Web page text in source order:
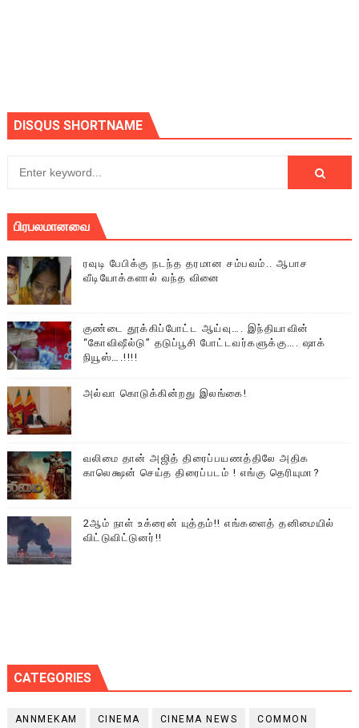
DISQUS SHORTNAME
பிரபலமானவை
ரவுடி பேபிக்கு நடந்த தரமான சம்பவம்.. ஆபாச
வீடியோக்களால் வந்த வினை
குண்டை தூக்கிப்போட்ட ஆய்வு…. இந்தியாவின்
“கோவிஷீல்டு” தடுப்பூசி போட்டவர்களுக்கு…. ஷாக்
நியூஸ்….!!!!
அல்வா கொடுக்கின்றது இலங்கை!
வலிமை தான் அஜித் திரைப்பயணத்திலே அதிக
காலெக்ஷன் செய்த திரைப்படம் ! எங்கு தெரியுமா?
2ஆம் நாள் உக்ரைன் யுத்தம்!! எங்களைத் தனிமையில்
விட்டுவிட்டுனர்!!
CATEGORIES
ANNMEKAM CINEMA CINEMA NEWS COMMON